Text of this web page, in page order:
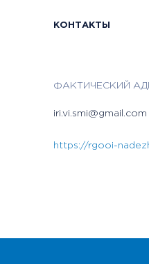
КОНТАКТЫ
ФАКТИЧЕСКИЙ
iri.vi.smi@gmail.com
https://rgooi-